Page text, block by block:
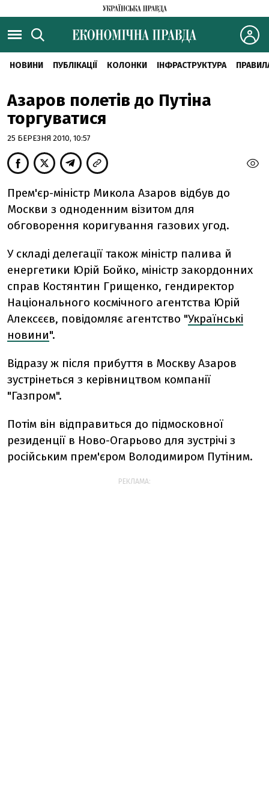
НОВИНИ ПУБЛІКАЦІЇ КОЛОНКИ ІНФРАСТРУКТУРА
Азаров полетів до Путіна
торгуватися
25 БЕРЕЗНЯ 2010, 10:57
Прем'єр-міністр Микола Азаров відбув до
Москви з одноденним візитом для
обговорення коригування газових угод.
У складі делегації також міністр палива й
енергетики Юрій Бойко, міністр закордонних
справ Костянтин Грищенко, гендиректор
Національного космічного агентства Юрій
Алексєєв, повідомляє агентство "Українські
новини".
Відразу ж після прибуття в Москву Азаров
зустрінеться з керівництвом компанії
"Газпром".
Потім він відправиться до підмосковної
резиденції в Ново-Огарьово для зустрічі з
російським прем'єром Володимиром Путіним.
РЕКЛАМА: